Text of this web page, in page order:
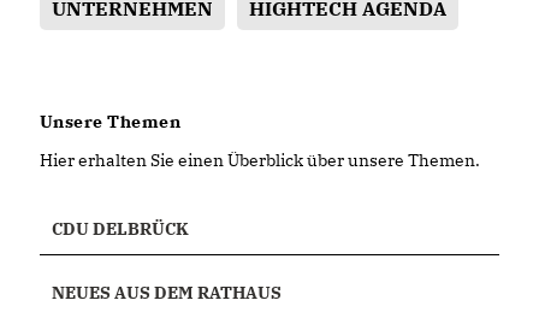
UNTERNEHMEN HIGHTECH AGENDA
Unsere Themen
Hier erhalten Sie einen Überblick über unsere Themen.
CDU DELBRÜCK
NEUES AUS DEM RATHAUS